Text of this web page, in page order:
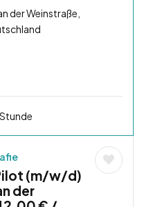
der Weinstraße,
(m/w/d)
der